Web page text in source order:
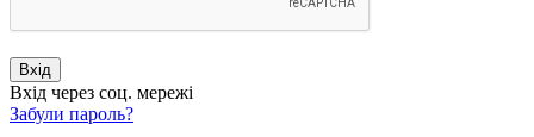
Вхід
Вхід через соц. мережі
Забули пароль?